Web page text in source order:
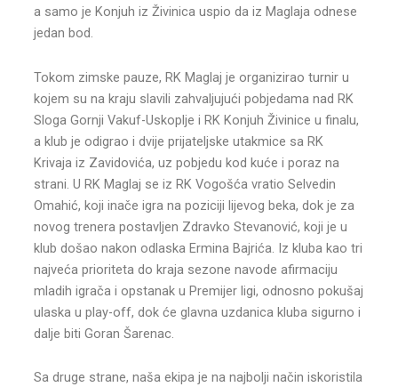
a samo je Konjuh iz Živinica uspio da iz Maglaja odnese
jedan bod.
Tokom zimske pauze, RK Maglaj je organizirao turnir u
kojem su na kraju slavili zahvaljujući pobjedama nad RK
Sloga Gornji Vakuf-Uskoplje i RK Konjuh Živinice u finalu,
a klub je odigrao i dvije prijateljske utakmice sa RK
Krivaja iz Zavidovića, uz pobjedu kod kuće i poraz na
strani. U RK Maglaj se iz RK Vogošća vratio Selvedin
Omahić, koji inače igra na poziciji lijevog beka, dok je za
novog trenera postavljen Zdravko Stevanović, koji je u
klub došao nakon odlaska Ermina Bajrića. Iz kluba kao tri
najveća prioriteta do kraja sezone navode afirmaciju
mladih igrača i opstanak u Premijer ligi, odnosno pokušaj
ulaska u play-off, dok će glavna uzdanica kluba sigurno i
dalje biti Goran Šarenac.
Sa druge strane, naša ekipa je na najbolji način iskoristila